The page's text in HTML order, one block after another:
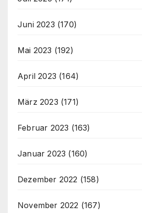
Juni 2023 (170)
Mai 2023 (192)
April 2023 (164)
März 2023 (171)
Februar 2023 (163)
Januar 2023 (160)
Dezember 2022 (158)
November 2022 (167)